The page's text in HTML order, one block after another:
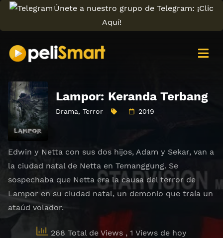
Únete a nuestro grupo de Telegram: ¡Clic
Aquí!
Lampor: Keranda Terbang
Drama, Terror 2019
Edwin y Netta con sus dos hijos, Adam y Sekar, van a
la ciudad natal de Netta en Temanggung. Se
sospechaba que Netta era la causa del terror de
Lampor en su ciudad natal, un demonio que traía un
ataúd volador.
268 Total de Views , 1 Views de hoy